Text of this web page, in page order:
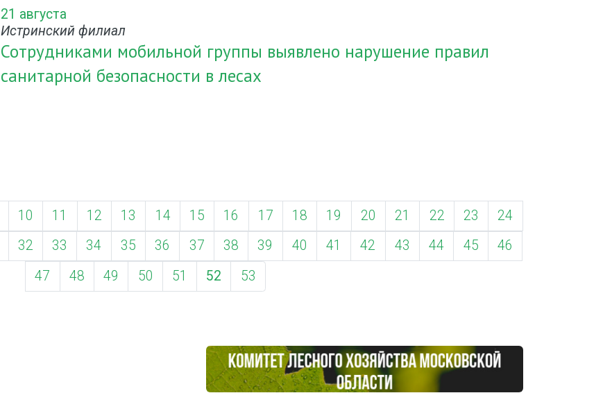
21 августа
Истринский филиал
Сотрудниками мобильной группы выявлено нарушение правил
санитарной безопасности в лесах
10 11 12 13 14 15 16 17 18 19 20 21 22 23
24
32 33 34 35 36 37 38 39 40 41 42 43 44 45
46
47
48 49 50 51 52 53